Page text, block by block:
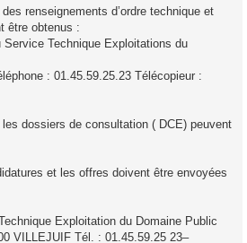
renseignements d’ordre technique et
être obtenus :
Service Technique Exploitations du
: 01.45.59.25.23 Télécopieur :
dossiers de consultation ( DCE) peuvent
et les offres doivent être envoyées
Exploitation du Domaine Public
VILLEJUIF Tél. : 01.45.59.25 23–